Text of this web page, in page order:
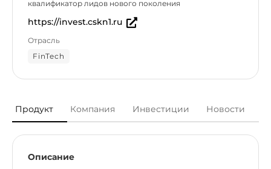
квалификатор лидов нового поколения
https://invest.cskn1.ru
Отрасль
FinTech
Продукт Компания Инвестиции Новости
Описание